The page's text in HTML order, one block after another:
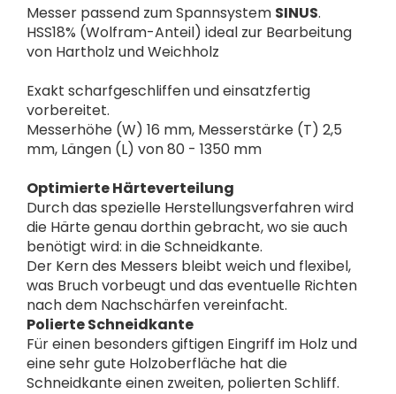
Messer passend zum Spannsystem SINUS.
HSS18% (Wolfram-Anteil) ideal zur Bearbeitung
von Hartholz und Weichholz
Exakt scharfgeschliffen und einsatzfertig
vorbereitet.
Messerhöhe (W) 16 mm, Messerstärke (T) 2,5
mm, Längen (L) von 80 - 1350 mm
Optimierte Härteverteilung
Durch das spezielle Herstellungsverfahren wird
die Härte genau dorthin gebracht, wo sie auch
benötigt wird: in die Schneidkante.
Der Kern des Messers bleibt weich und flexibel,
was Bruch vorbeugt und das eventuelle Richten
nach dem Nachschärfen vereinfacht.
Polierte Schneidkante
Für einen besonders giftigen Eingriff im Holz und
eine sehr gute Holzoberfläche hat die
Schneidkante einen zweiten, polierten Schliff.